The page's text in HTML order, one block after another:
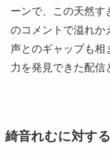
ーンで、この天然す
のコメントで溢れか
声とのギャップも相
力を発見できた配信
綺音れむに対す